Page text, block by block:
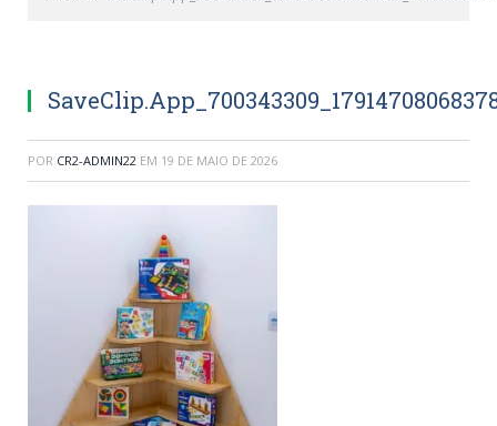
POR CR2-ADMIN22 EM 19 DE MAIO DE 2026